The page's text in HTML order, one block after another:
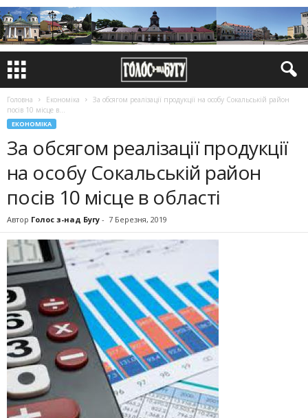
Головна Економіка
За обсягом реалізації продукції на особу Сокальській район
посів 10 місце в...
ЕКОНОМІКА
За обсягом реалізації продукції
на особу Сокальській район
посів 10 місце в області
Автор Голос з-над Бугу - 7 Березня, 2019